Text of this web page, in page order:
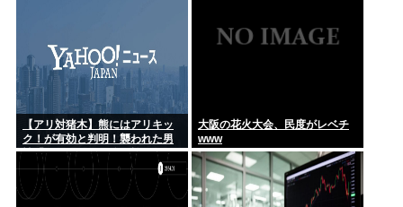
【アリ対猪木】熊にはアリキッ
ク！が有効と判明！襲われた男
性「アリキックで追っ払った」
大阪の花火大会、民度がレベチ
www